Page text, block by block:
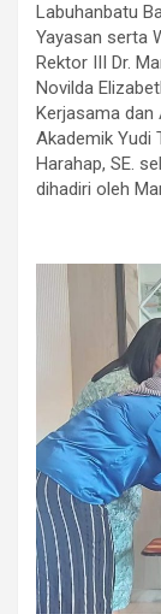
Labuhanbatu
Yayasan serta
Rektor III Dr.
Novilda
Kerjasama dan
Akademik Yudi
Harahap, SE.
dihadiri oleh